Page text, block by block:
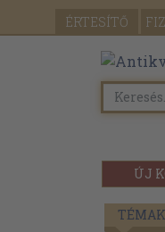
ÉRTESÍTŐ
ÚJ